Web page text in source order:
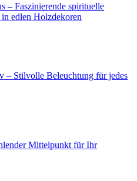
– Faszinierende spirituelle
edlen Holzdekoren
– Stilvolle Beleuchtung für jedes
Mittelpunkt für Ihr